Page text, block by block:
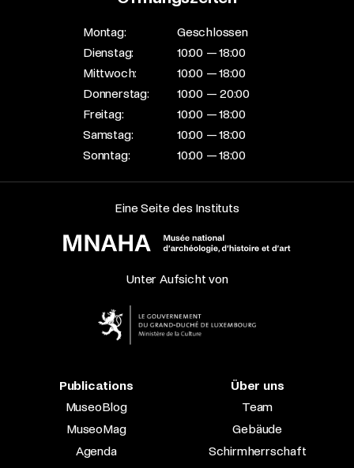
Montag:
Geschlossen
Dienstag:
10:00 — 18:00
Mittwoch:
10:00 — 18:00
Donnerstag:
10:00 — 20:00
Freitag:
10:00 — 18:00
Samstag:
10:00 — 18:00
Sonntag:
10:00 — 18:00
Eine Seite des Instituts
Unter Aufsicht von
Publications
MuseoBlog
MuseoMag
Agenda
Über uns
Team
Gebäude
Schirmherrschaft